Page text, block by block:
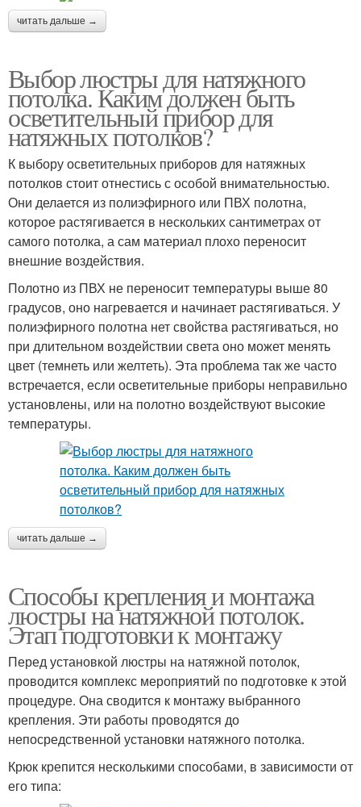
читать дальше →
Выбор люстры для натяжного
потолка. Каким должен быть
осветительный прибор для
натяжных потолков?
К выбору осветительных приборов для натяжных
потолков стоит отнестись с особой внимательностью.
Они делается из полиэфирного или ПВХ полотна,
которое растягивается в нескольких сантиметрах от
самого потолка, а сам материал плохо переносит
внешние воздействия.
Полотно из ПВХ не переносит температуры выше 80
градусов, оно нагревается и начинает растягиваться. У
полиэфирного полотна нет свойства растягиваться, но
при длительном воздействии света оно может менять
цвет (темнеть или желтеть). Эта проблема так же часто
встречается, если осветительные приборы неправильно
установлены, или на полотно воздействуют высокие
температуры.
читать дальше →
Способы крепления и монтажа
люстры на натяжной потолок.
Этап подготовки к монтажу
Перед установкой люстры на натяжной потолок,
проводится комплекс мероприятий по подготовке к этой
процедуре. Она сводится к монтажу выбранного
крепления. Эти работы проводятся до
непосредственной установки натяжного потолка.
Крюк крепится несколькими способами, в зависимости от
его типа: